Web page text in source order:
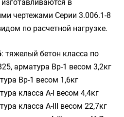
в
чертежами Серии 3.006.1-8
по расчетной нагрузке.
: тяжелый бетон класса по
арматура Вр-1 весом 3,2кг
Вр-1 весом 1,6кг
класса А-I весом 4,4кг
класса А-III весом 22,7кг